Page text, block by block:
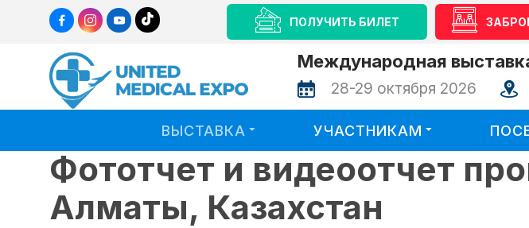
ПОЛУЧИТЬ БИЛЕТ
Международная
28-29 октября 2026
ВЫСТАВКА УЧАСТНИКАМ
Фототчет и видеоотчет
Алматы, Казахстан